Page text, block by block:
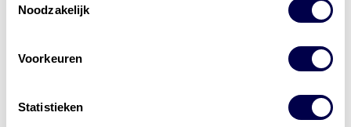
Noodzakelijk
Voorkeuren
Statistieken